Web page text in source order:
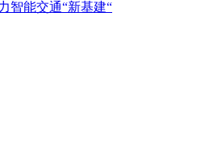
智能交通“新基建“